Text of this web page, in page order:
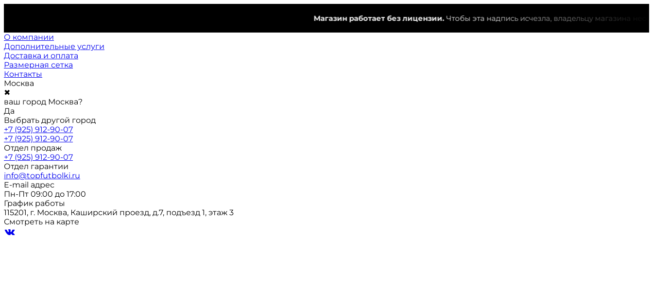
Магазин работает без лицензии.Чтобы эта надпись исчезла, владельцу магазина
О компании
Дополнительные услуги
Доставка и оплата
Размерная сетка
Контакты
Москва
✖
ваш город Москва?
Да
Выбрать другой город
+7 (925) 912-90-07
+7 (925) 912-90-07
Отдел продаж
+7 (925) 912-90-07
Отдел гарантии
info@topfutbolki.ru
E-mail адрес
Пн-Пт 09:00 до 17:00
График работы
115201, г. Москва, Каширский проезд, д.7, подъезд 1, этаж 3
Смотреть на карте